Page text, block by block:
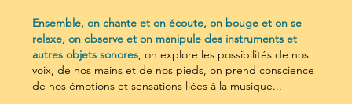
Ensemble, on chante et on écoute, on bouge et on se
relaxe, on observe et on manipule des instruments et
autres objets sonores, on explore les possibilités de nos
voix, de nos mains et de nos pieds, on prend conscience
de nos émotions et sensations liées à la musique...